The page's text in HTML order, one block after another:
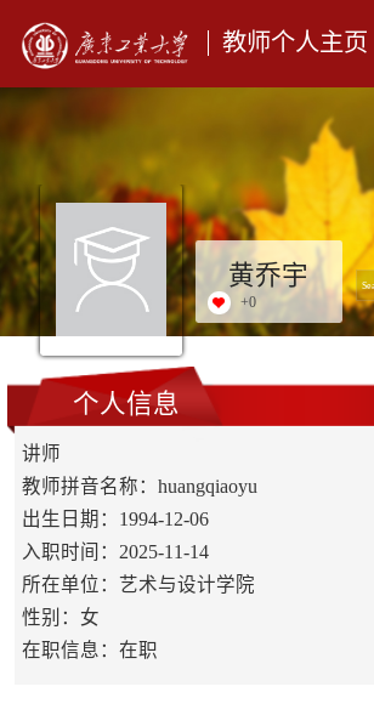
教师个人主页
黄乔宇
+0
个人信息
讲师
教师拼音名称：huangqiaoyu
出生日期：1994-12-06
入职时间：2025-11-14
所在单位：艺术与设计学院
性别：女
在职信息：在职